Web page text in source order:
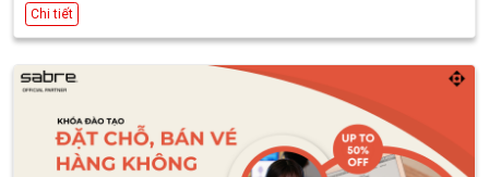
Ngày kết thúc: 16/09/2026 16:30
Chi tiết